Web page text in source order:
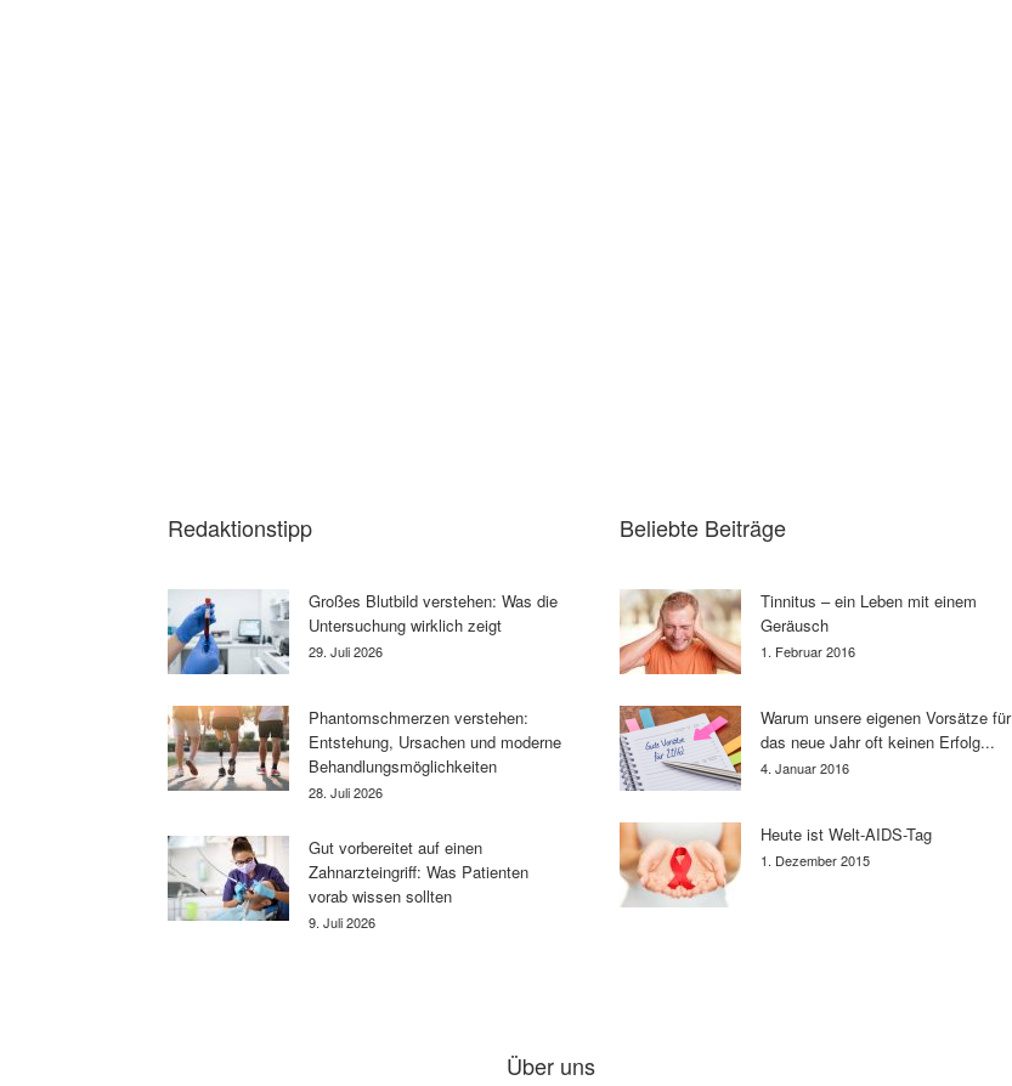
Redaktionstipp
Großes Blutbild verstehen: Was die
Untersuchung wirklich zeigt
29. Juli 2026
Phantomschmerzen verstehen:
Entstehung, Ursachen und moderne
Behandlungsmöglichkeiten
28. Juli 2026
Gut vorbereitet auf einen
Zahnarzteingriff: Was Patienten
vorab wissen sollten
9. Juli 2026
Beliebte Beiträge
Tinnitus – ein Leben mit einem
Geräusch
1. Februar 2016
Warum unsere eigenen Vorsätze für
das neue Jahr oft keinen Erfolg...
4. Januar 2016
Heute ist Welt-AIDS-Tag
1. Dezember 2015
Über uns